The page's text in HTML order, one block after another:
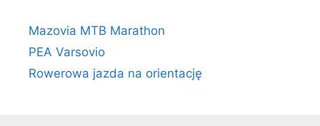
Mazovia MTB Marathon
PEA Varsovio
Rowerowa jazda na orientację